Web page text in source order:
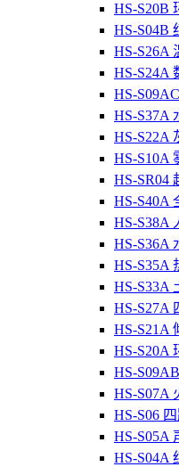
HS-S20B
HS-S04B
HS-S26A
HS-S24A
HS-
HS-S37A
HS-S22A
HS-S10A
HS-SR04
HS-S40A
HS-S38A
HS-S36A
HS-S35A
HS-S33A
HS-S27A
HS-S21A
HS-S20A
HS-
HS-S07A
HS-S06
HS-S05A
HS-S04A